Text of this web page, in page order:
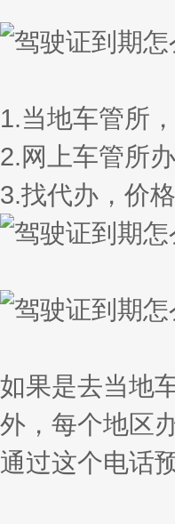
1.当地车管所
2.网上车管所
3.找代办，价
如果是去当地
外，每个地区
通过这个电话